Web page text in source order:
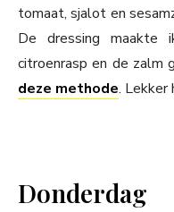
tomaat, sjalot en
De dressing maakte
citroenrasp en de zalm
deze methode. Lekker
Donderdag